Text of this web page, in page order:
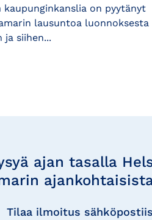
kaupunginkanslia on pyytänyt
lausuntoa luonnoksesta
ja siihen...
ajan tasalla
Tilaa ilmoitus